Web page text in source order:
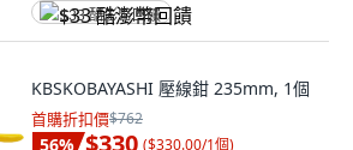
$33 酷澎幣回饋
KBSKOBAYASHI 壓線鉗 235mm, 1個
首購折扣價$762
56% $330 ($330.00/1個)